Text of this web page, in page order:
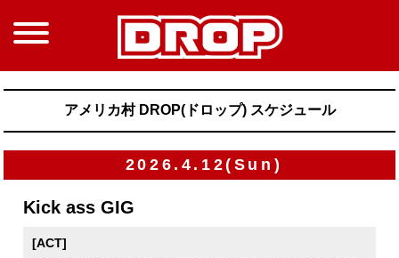
アメリカ村 DROP(ドロップ) スケジュール
2026.4.12(Sun)
Kick ass GIG
[ACT]